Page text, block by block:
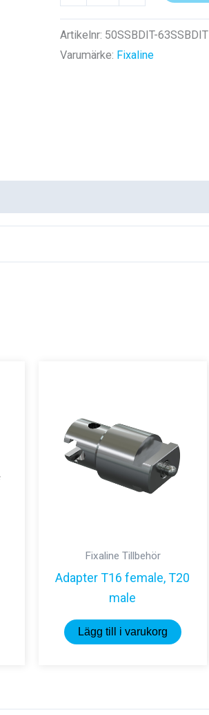
BD
Clamp
mängd
Artikelnr: 50SSBDIT-63SSBDIT
Varumärke: Fixaline
Fixaline Tillbehör
Adapter T16 female, T20
male
Lägg till i varukorg